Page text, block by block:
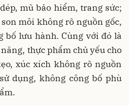
mũ bảo hiểm, trang sức;
môi không rõ nguồn gốc,
bố lưu hành. Cùng với đó là
thực phẩm chủ yếu cho
xúc xích không rõ nguồn
dụng, không công bố phù